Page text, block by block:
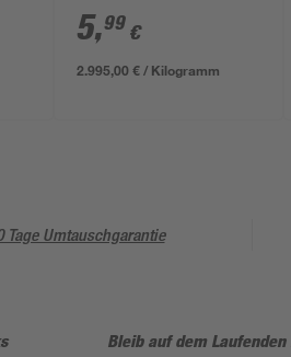
5,99 €
2.995,00 € / Kilogramm
Tage Umtauschgarantie
Bleib auf dem